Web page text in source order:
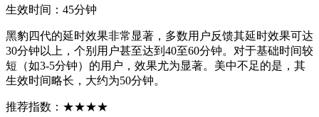
生效时间：45分钟
黑豹四代的延时效果非常显著，多数用户反馈其延时效果可达
30分钟以上，个别用户甚至达到40至60分钟。对于基础时间较
短（如3-5分钟）的用户，效果尤为显著。美中不足的是，其
生效时间略长，大约为50分钟。
推荐指数：★★★★